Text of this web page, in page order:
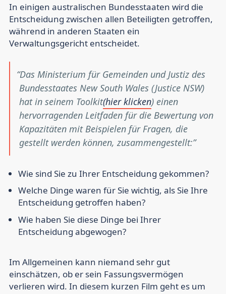
In einigen australischen Bundesstaaten wird die
Entscheidung zwischen allen Beteiligten getroffen,
während in anderen Staaten ein
Verwaltungsgericht entscheidet.
Das Ministerium für Gemeinden und Justiz des
Bundesstaates New South Wales (Justice NSW)
hat in seinem Toolkit(hier klicken) einen
hervorragenden Leitfaden für die Bewertung von
Kapazitäten mit Beispielen für Fragen, die
gestellt werden können, zusammengestellt:
Wie sind Sie zu Ihrer Entscheidung gekommen?
Welche Dinge waren für Sie wichtig, als Sie Ihre
Entscheidung getroffen haben?
Wie haben Sie diese Dinge bei Ihrer
Entscheidung abgewogen?
Im Allgemeinen kann niemand sehr gut
einschätzen, ob er sein Fassungsvermögen
verlieren wird. In diesem kurzen Film geht es um